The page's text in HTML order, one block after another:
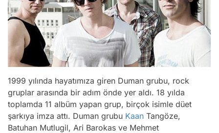
1999 yılında hayatımıza giren Duman grubu, rock
gruplar arasında bir adım önde yer aldı. 18 yılda
toplamda 11 albüm yapan grup, birçok isimle düet
şarkıya imza attı. Duman grubu Kaan Tangöze,
Batuhan Mutlugil, Ari Barokas ve Mehmet